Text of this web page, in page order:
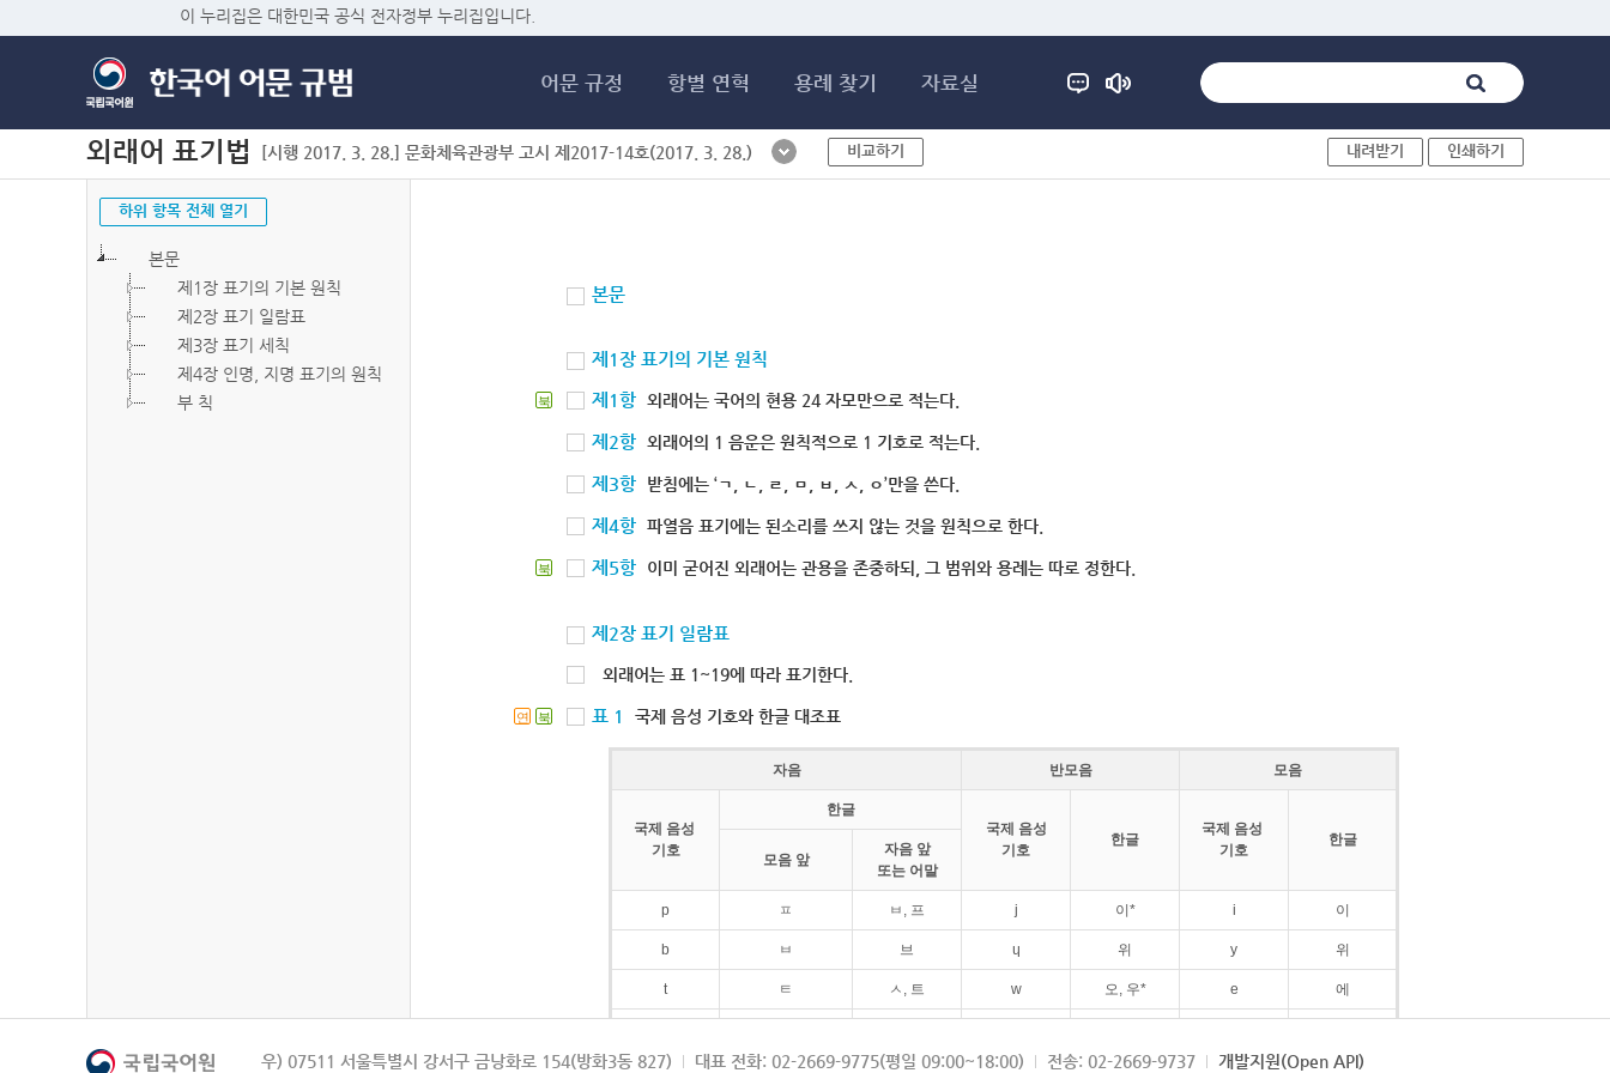
이 누리집은 대한민국 공식 전자정부 누리집입니다.
어문 규정 항별 연혁 용례 찾기 자료실
외래어 표기법 [시행 2017. 3. 28.] 문화체육관광부 고시 제2017-14호(2017. 3. 28.) 비교하기 내려받기 인쇄하기
하위 항목 전체 열기
본문
제1장 표기의 기본 원칙
제2장 표기 일람표
제3장 표기 세칙
제4장 인명, 지명 표기의 원칙
부 칙
본문
제1장 표기의 기본 원칙
북 제1항 외래어는 국어의 현용 24 자모만으로 적는다.
제2항 외래어의 1 음운은 원칙적으로 1 기호로 적는다.
제3항 받침에는 ‘ㄱ, ㄴ, ㄹ, ㅁ, ㅂ, ㅅ, ㅇ’만을 쓴다.
제4항 파열음 표기에는 된소리를 쓰지 않는 것을 원칙으로 한다.
북 제5항 이미 굳어진 외래어는 관용을 존중하되, 그 범위와 용례는 따로 정한다.
제2장 표기 일람표
외래어는 표 1~19에 따라 표기한다.
연 북 표 1 국제 음성 기호와 한글 대조표
자음 반모음 모음
국제 음성
기호
한글
국제 음성
기호
한글
국제 음성
기호
한글
모음 앞
자음 앞
또는 어말
p ㅍ ㅂ, 프 j 이* i 이
b ㅂ 브 ɥ 위 y 위
t ㅌ ㅅ, 트 w 오, 우* e 에
k ㅋ ㄱ, 크 ɛ 에
우) 07511 서울특별시 강서구 금낭화로 154(방화3동 827) 대표 전화: 02-2669-9775(평일 09:00~18:00) 전송: 02-2669-9737 개발지원(Open API)